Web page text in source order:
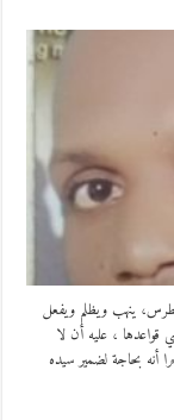
ينهب ويظلم ويفعل
، عليه أن لا
أنه بحاجة لضمير سيده